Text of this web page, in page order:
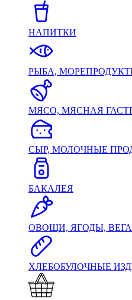
НАПИТКИ
РЫБА,
МЯСО, МЯСНАЯ
СЫР, МОЛОЧНЫЕ
БАКАЛЕЯ
ОВОЩИ, ЯГОДЫ,
ХЛЕБОБУЛОЧНЫЕ